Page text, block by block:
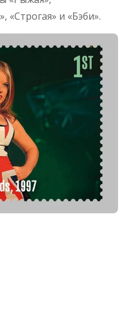
«Строгая» и «Бэби».